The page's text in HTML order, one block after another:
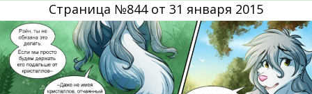
Страница №844 от 31 января 2015